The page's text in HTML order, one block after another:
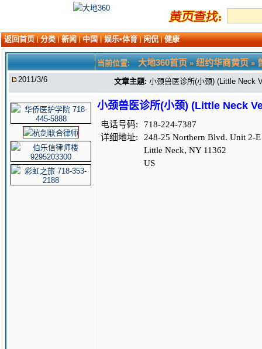
返回首页 分类 新闻 中国 娱乐•体育 闲侃 健康
当前位置: 大地360首页»纽约华商黄页»
2011/3/6 文章主题: 小颈兽医诊所(小颈) (Little Neck
小颈兽医诊所(小颈) (Little Neck
电话号码:
详细地址:
718-224-7387
248-25 Northern Blvd. Unit 2-E
Little Neck, NY 11362
US